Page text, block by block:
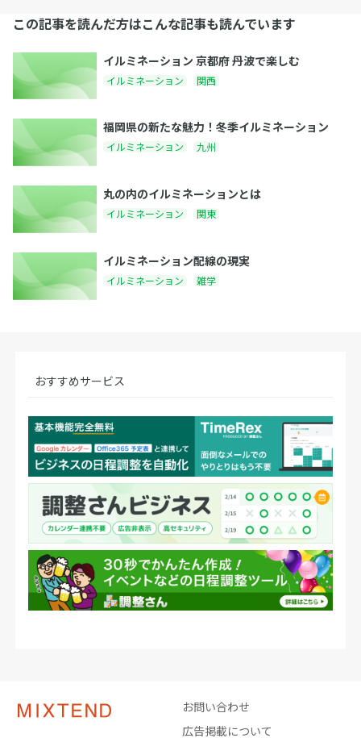
この記事を読んだ方はこんな記事も読んでいます
イルミネーション 京都府 丹波で楽しむ
イルミネーション 関西
福岡県の新たな魅力！冬季イルミネーション
イルミネーション 九州
丸の内のイルミネーションとは
イルミネーション 関東
イルミネーション配線の現実
イルミネーション 雑学
おすすめサービス
お問い合わせ
広告掲載について